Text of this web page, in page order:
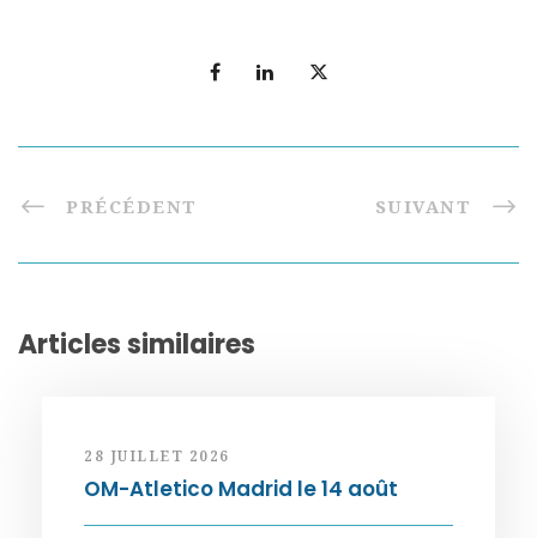
PRÉCÉDENT SUIVANT
Articles similaires
28 JUILLET 2026
OM-Atletico Madrid le 14 août